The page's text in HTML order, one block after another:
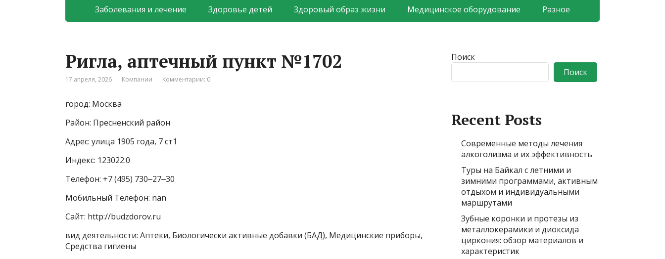
Заболевания и лечение Здоровье детей Здоровый образ жизни Медицинское оборудование Разное
Ригла, аптечный пункт №1702
17 апреля, 2026 Компании Комментарии: 0
город: Москва
Район: Пресненский район
Адрес: улица 1905 года, 7 ст1
Индекс: 123022.0
Телефон: +7 (495) 730‒27‒30
Мобильный Телефон: nan
Сайт: http://budzdorov.ru
вид деятельности: Аптеки, Биологически активные добавки (БАД), Медицинские приборы,
Средства гигиены
Поиск
Поиск
Recent Posts
Современные методы лечения
алкоголизма и их эффективность
Туры на Байкал с летними и
зимними программами, активным
отдыхом и индивидуальными
маршрутами
Зубные коронки и протезы из
металлокерамики и диоксида
циркония: обзор материалов и
характеристик